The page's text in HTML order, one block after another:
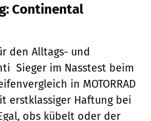
Continental
den Alltags- und
 Sieger im Nasstest beim
in MOTORRAD
erstklassiger Haftung bei
obs kübelt oder der